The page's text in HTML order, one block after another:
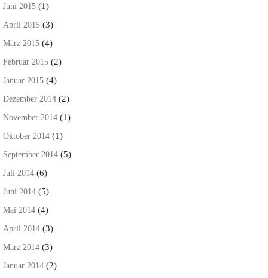
Juni 2015 (1)
April 2015 (3)
März 2015 (4)
Februar 2015 (2)
Januar 2015 (4)
Dezember 2014 (2)
November 2014 (1)
Oktober 2014 (1)
September 2014 (5)
Juli 2014 (6)
Juni 2014 (5)
Mai 2014 (4)
April 2014 (3)
März 2014 (3)
Januar 2014 (2)